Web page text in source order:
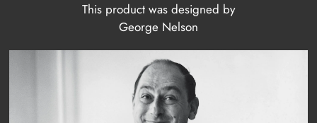
This product was designed by
George Nelson